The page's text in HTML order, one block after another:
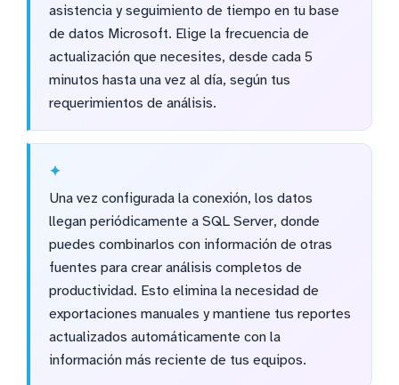
asistencia y seguimiento de tiempo en tu base
de datos Microsoft. Elige la frecuencia de
actualización que necesites, desde cada 5
minutos hasta una vez al día, según tus
requerimientos de análisis.
Una vez configurada la conexión, los datos
llegan periódicamente a SQL Server, donde
puedes combinarlos con información de otras
fuentes para crear análisis completos de
productividad. Esto elimina la necesidad de
exportaciones manuales y mantiene tus reportes
actualizados automáticamente con la
información más reciente de tus equipos.